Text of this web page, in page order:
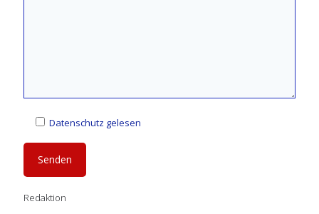
Datenschutz gelesen
Redaktion